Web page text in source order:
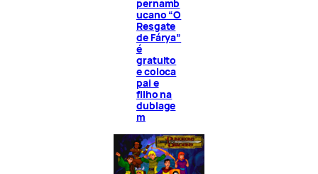
pernamb
ucano “O
Resgate
de Fárya”
é
gratuito
e coloca
pai e
filho na
dublage
m